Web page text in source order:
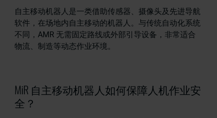
自主移动机器人是一类借助传感器、摄像头及先进导航
软件，在场地内自主移动的机器人。与传统自动化系统
不同，AMR 无需固定路线或外部引导设备，非常适合
物流、制造等动态作业环境。
MiR 自主移动机器人如何保障人机作业安
全？